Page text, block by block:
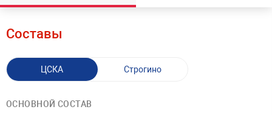
Составы
ЦСКА Строгино
ОСНОВНОЙ СОСТАВ